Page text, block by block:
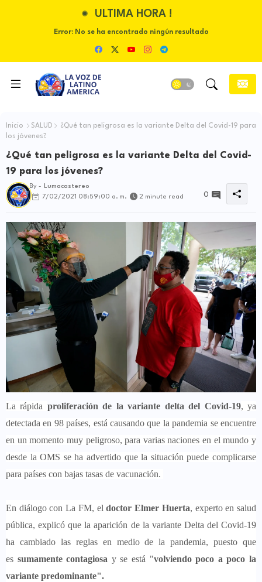
ULTIMA HORA !
Error:No se ha encontrado ningún resultado
Inicio SALUD
¿Qué tan peligrosa es la variante Delta del Covid-19 para
los jóvenes?
¿Qué tan peligrosa es la variante Delta del Covid-
19 para los jóvenes?
By -
Lumacastereo
7/02/2021 08:59:00 a. m.
2 minute read 0
La rápida proliferación de la variante delta del Covid-19, ya
detectada en 98 países, está causando que la pandemia se encuentre
en un momento muy peligroso, para varias naciones en el mundo y
desde la OMS se ha advertido que la situación puede complicarse
para países con bajas tasas de vacunación.
En diálogo con La FM, eldoctor Elmer Huerta, experto en salud
pública, explicó que la aparición de la variante Delta del Covid-19
ha cambiado las reglas en medio de la pandemia, puesto que
es sumamente contagiosa y se está "volviendo poco a poco la
variante predominante".